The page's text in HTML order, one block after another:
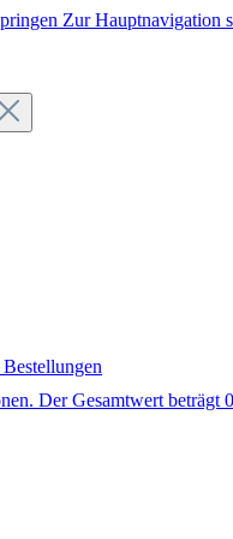
Zur Hauptnavigation
Bestellungen
Der Gesamtwert beträgt